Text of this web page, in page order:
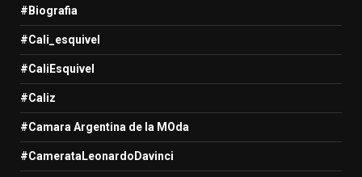
#Biografia
#Cali_esquivel
#CaliEsquivel
#Caliz
#Camara Argentina de la MOda
#CamerataLeonardoDavinci